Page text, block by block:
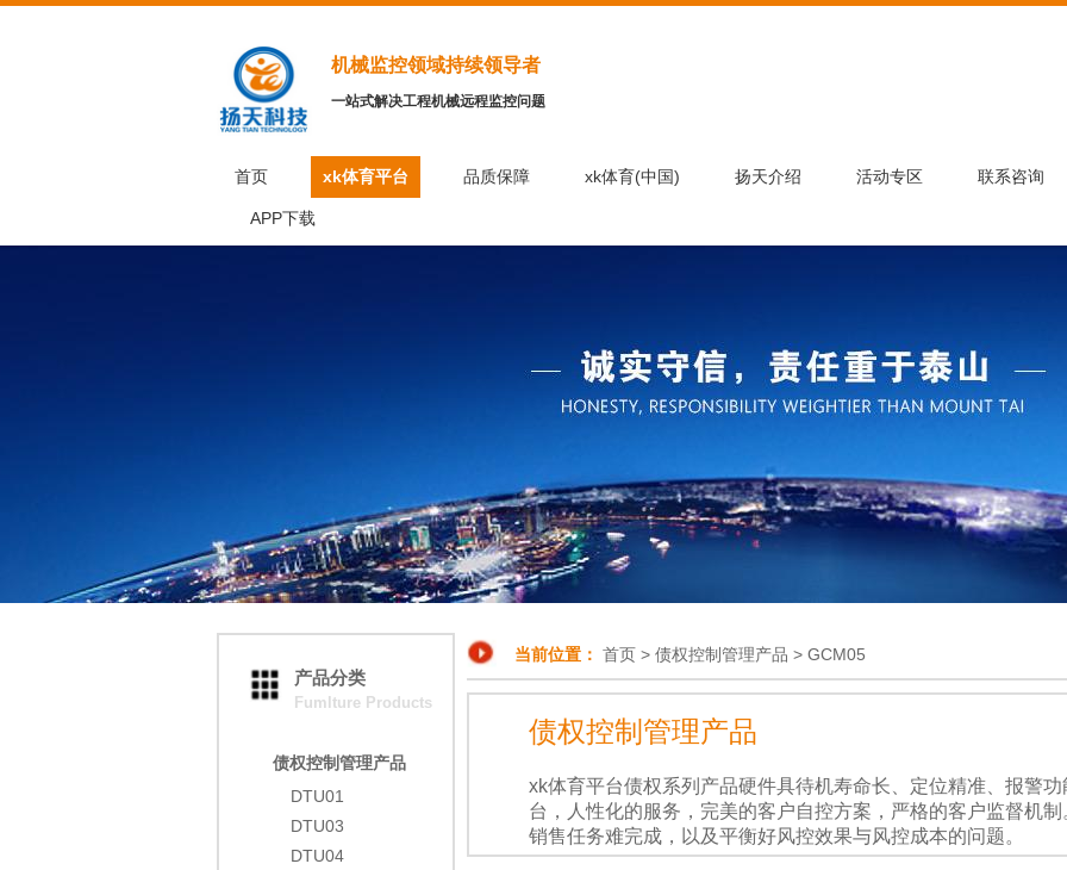
机械监控领域持续领导者
一站式解决工程机械远程监控问题
首页 xk体育平台 品质保障 xk体育(中国) 扬天介绍 活动专区 联系咨询
APP下载
产品分类
Fumlture Products
债权控制管理产品
DTU01
DTU03
DTU04
当前位置： 首页 > 债权控制管理产品 > GCM05
债权控制管理产品
xk体育平台债权系列产品硬件具待机寿命长、定位精准、报警
台，人性化的服务，完美的客户自控方案，严格的客户监督机制
销售任务难完成，以及平衡好风控效果与风控成本的问题。